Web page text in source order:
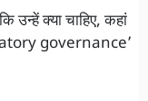
उन्हें क्या चाहिए, कहां
governance’